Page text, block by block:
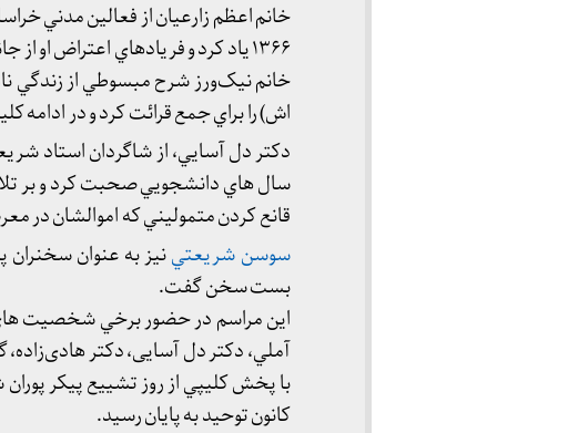
خانم اعظم زارعيان از فعالين مدني
۱۳۶۶ ياد كرد و فريادهاي اعتراض او از جانب خانواده در تدفين استاد شريعتي در صحن حرم.
خانم نيک‌ورز شرح مبسوطي از زندگي
اش) را براي جمع قرائت كرد و در ادامه
دكتر دل آسايي، از شاگردان استاد
سال هاي دانشجويي صحبت كرد و بر
قانع كردن متموليني كه اموالشان در
سوسن شريعتينيز به عنوان سخنران
بست سخن گفت.
اين مراسم در حضور برخي شخصيت هاي
آملي، دكتر دل آسايی، دكتر
با پخش كليپي از روز تشييع پيكر
كانون توحيد به پايان رسيد.